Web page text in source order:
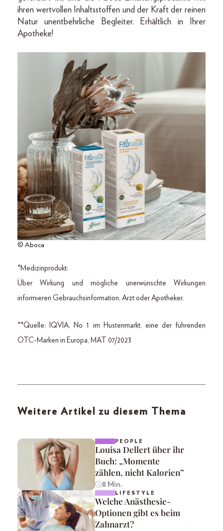
ihren wertvollen Inhaltsstoffen und der Kraft der reinen
Natur unentbehrliche Begleiter. Erhältlich in Ihrer
Apotheke!
© Aboca
*Medizinprodukt:
Über Wirkung und mögliche unerwünschte Wirkungen
informieren Gebrauchsinformation, Arzt oder Apotheker.
**Quelle: IQVIA, No 1 im Hustenmarkt, eine der führenden
OTC-Marken in Europa, MAT 07/2023
Weitere Artikel zu diesem Thema
PEOPLE
Louisa Dellert über ihr
Buch: „Momente
zählen, nicht Kalorien”
8 Min.
LIFESTYLE
Welche Anästhesie-
Optionen gibt es beim
Zahnarzt?